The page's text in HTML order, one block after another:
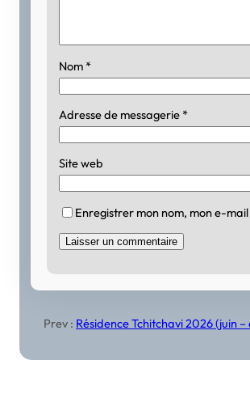
Nom *
Adresse de messagerie *
Site web
Enregistrer mon nom, mon e-
Prev : Résidence Tchitchavi 2026 (juin